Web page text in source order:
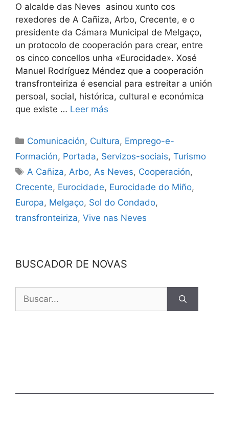
O alcalde das Neves asinou xunto cos
rexedores de A Cañiza, Arbo, Crecente, e o
presidente da Cámara Municipal de Melgaço,
un protocolo de cooperación para crear, entre
os cinco concellos unha «Eurocidade». Xosé
Manuel Rodríguez Méndez que a cooperación
transfronteiriza é esencial para estreitar a unión
persoal, social, histórica, cultural e económica
que existe … Leer más
Comunicación, Cultura, Emprego-e-
Formación, Portada, Servizos-sociais, Turismo
A Cañiza,Arbo,As Neves, Cooperación,
Crecente, Eurocidade, Eurocidade do Miño,
Europa, Melgaço, Sol do Condado,
transfronteiriza, Vive nas Neves
BUSCADOR DE NOVAS